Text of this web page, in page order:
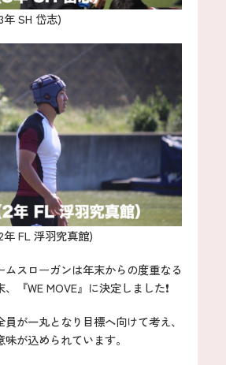
SH 岱志)
FL 浮羽究真館)
ムスローガンは年末からの度重なる
『WE MOVE』に決定しました❗️
が一丸となり目標へ向けて考え、
が込められています。